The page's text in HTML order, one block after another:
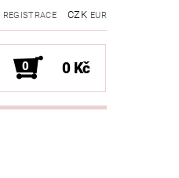
CZK EUR
REGISTRACE
0 0 Kč